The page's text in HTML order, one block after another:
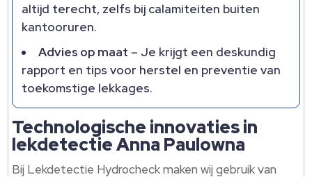
altijd terecht, zelfs bij calamiteiten buiten
kantooruren.​
Advies op maat – Je krijgt een deskundig
rapport en tips voor herstel en preventie van
toekomstige lekkages.​
Technologische innovaties in
lekdetectie Anna Paulowna
Bij Lekdetectie Hydrocheck maken wij gebruik van